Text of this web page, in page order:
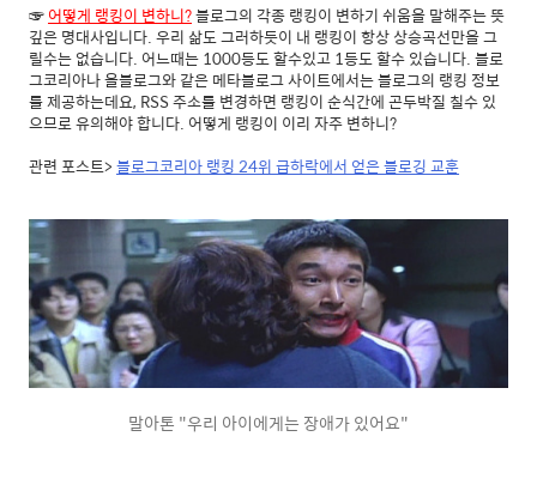
☞어떻게 랭킹이 변하니?블로그의 각종 랭킹이 변하기 쉬움을 말해주는 뜻
깊은 명대사입니다. 우리 삶도 그러하듯이 내 랭킹이 항상 상승곡선만을 그
릴수는 없습니다. 어느때는 1000등도 할수있고 1등도 할수 있습니다. 블로
그코리아나 올블로그와 같은 메타블로그 사이트에서는 블로그의 랭킹 정보
를 제공하는데요, RSS 주소를 변경하면 랭킹이 순식간에 곤두박질 칠수 있
으므로 유의해야 합니다. 어떻게 랭킹이 이리 자주 변하니?
관련 포스트>블로그코리아 랭킹 24위 급하락에서 얻은 블로깅 교훈
말아톤 "우리 아이에게는 장애가 있어요"